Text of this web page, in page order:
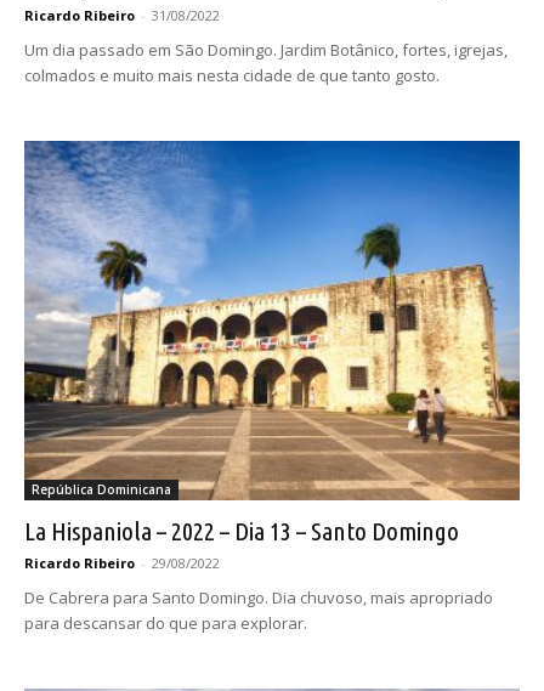
Ricardo Ribeiro - 31/08/2022
Um dia passado em São Domingo. Jardim Botânico, fortes, igrejas,
colmados e muito mais nesta cidade de que tanto gosto.
República Dominicana
La Hispaniola – 2022 – Dia 13 – Santo Domingo
Ricardo Ribeiro - 29/08/2022
De Cabrera para Santo Domingo. Dia chuvoso, mais apropriado
para descansar do que para explorar.